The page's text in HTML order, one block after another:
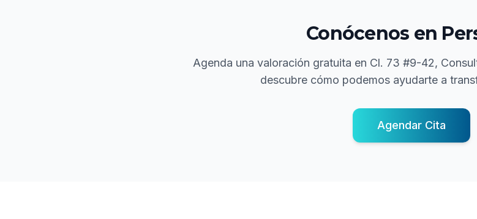
Conócenos en
Agenda una valoración gratuita en Cl. 73 #9-42,
descubre cómo podemos ayudarte a
Agendar Cita